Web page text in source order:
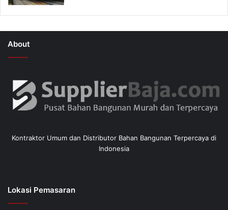
About
Kontraktor Umum dan Distributor Bahan Bangunan Terpercaya di
Indonesia
Lokasi Pemasaran